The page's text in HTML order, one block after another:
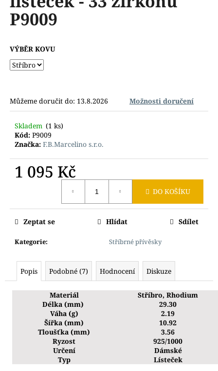
z
5
hvězdiček.
P9009
VÝBĚR KOVU
Můžeme doručit do: 13.8.2026 Možnosti doručení
Skladem (1 ks)
Kód: P9009
Značka: F.B.Marcelino s.r.o.
1 095 Kč
DO KOŠÍKU
Kategorie: Stříbrné přívěsky
Zeptat se Hlídat Sdílet
Popis Podobné (7) Hodnocení Diskuze
Materiál
Stříbro, Rhodium
Délka (mm)
29.30
Váha (g)
2.19
Šířka (mm)
10.92
Tloušťka (mm)
3.56
Ryzost
925/1000
Určení
Dámské
Typ
Lísteček
u
j
m
e